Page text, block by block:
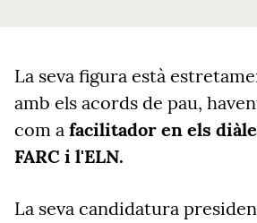
La seva figura està
amb els acords de pau,
com a facilitador en els
FARC i l'ELN.
La seva candidatura